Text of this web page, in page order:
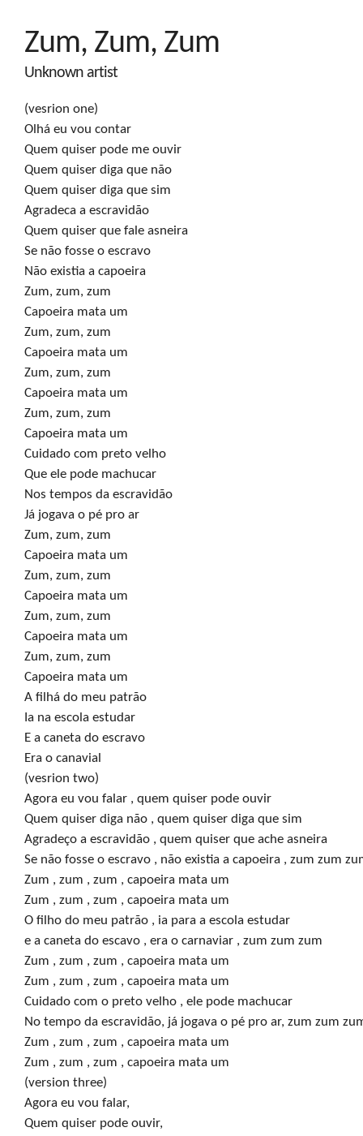
Zum, Zum, Zum
Unknown artist
(vesrion one)
Olhá eu vou contar
Quem quiser pode me ouvir
Quem quiser diga que não
Quem quiser diga que sim
Agradeca a escravidão
Quem quiser que fale asneira
Se não fosse o escravo
Não existia a capoeira
Zum, zum, zum
Capoeira mata um
Zum, zum, zum
Capoeira mata um
Zum, zum, zum
Capoeira mata um
Zum, zum, zum
Capoeira mata um
Cuidado com preto velho
Que ele pode machucar
Nos tempos da escravidão
Já jogava o pé pro ar
Zum, zum, zum
Capoeira mata um
Zum, zum, zum
Capoeira mata um
Zum, zum, zum
Capoeira mata um
Zum, zum, zum
Capoeira mata um
A filhá do meu patrão
Ia na escola estudar
E a caneta do escravo
Era o canavial
(vesrion two)
Agora eu vou falar , quem quiser pode ouvir
Quem quiser diga não , quem quiser diga que sim
Agradeço a escravidão , quem quiser que ache asneira
Se não fosse o escravo , não existia a capoeira , zum zum
Zum , zum , zum , capoeira mata um
Zum , zum , zum , capoeira mata um
O filho do meu patrão , ia para a escola estudar
e a caneta do escavo , era o carnaviar , zum zum zum
Zum , zum , zum , capoeira mata um
Zum , zum , zum , capoeira mata um
Cuidado com o preto velho , ele pode machucar
No tempo da escravidão, já jogava o pé pro ar, zum zum
Zum , zum , zum , capoeira mata um
Zum , zum , zum , capoeira mata um
(version three)
Agora eu vou falar,
Quem quiser pode ouvir,